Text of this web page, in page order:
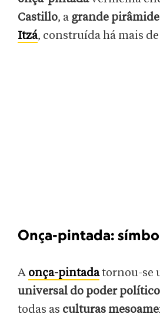
Castillo, a grande
Itzá, construída há mais de
Onça-pintada:
A onça-pintadatornou-se
universal do poder
todas as culturas